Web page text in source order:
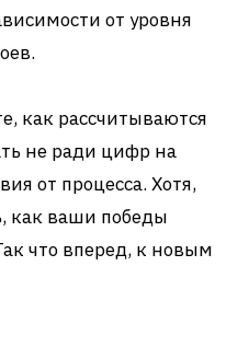
от уровня
как рассчитываются
не ради цифр на
от процесса. Хотя,
как ваши победы
что вперед, к новым